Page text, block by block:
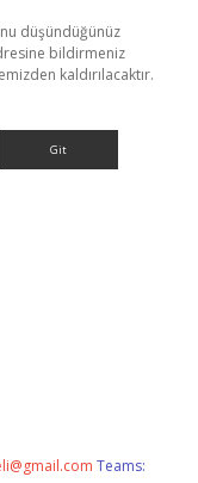
düşündüğünüz
bildirmeniz
kaldırılacaktır.
Teams: